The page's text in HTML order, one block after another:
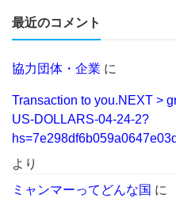
最近のコメント
協力団体・企業 に
Transaction to you.NEXT >
US-DOLLARS-04-24-2?
より
ミャンマーってどんな国 に